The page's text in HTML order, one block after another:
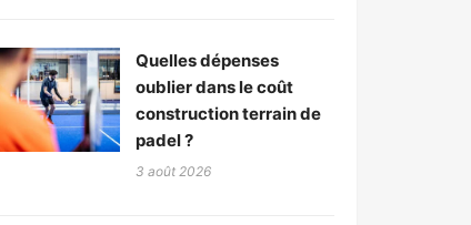
Quelles dépenses
oublier dans le coût
construction terrain de
padel ?
3 août 2026